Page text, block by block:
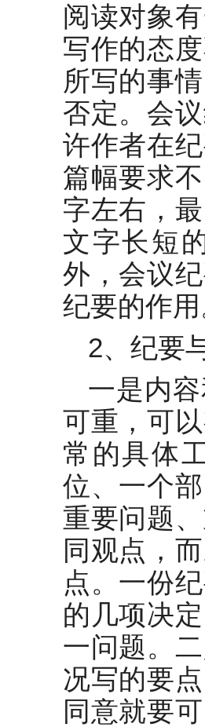
阅读对象
写作的态
所写的事
否定。会
许作者在
篇幅要求
字左右，
文字长短
外，会议
纪要的作用
2、纪要
一是内
可重，可
常的具体
位、一个
重要问题
同观点，
点。一份
的几项决
一问题。
况写的要
同意就要